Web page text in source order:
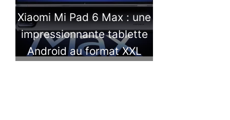
Xiaomi Mi Pad 6 Max : une
impressionnante tablette
Android au format XXL